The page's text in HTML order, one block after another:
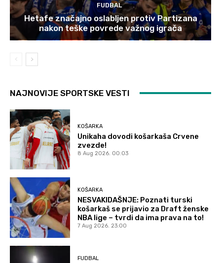
FUDBAL
Hetafe značajno oslabljen protiv Partizana
nakon teške povrede važnog igrača
NAJNOVIJE SPORTSKE VESTI
KOŠARKA
Unikaha dovodi košarkaša Crvene
zvezde!
8 Aug 2026. 00:03
KOŠARKA
NESVAKIDAŠNJE: Poznati turski
košarkaš se prijavio za Draft ženske
NBA lige – tvrdi da ima prava na to!
7 Aug 2026. 23:00
FUDBAL